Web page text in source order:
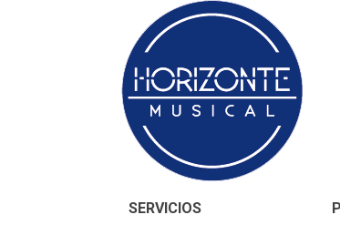
SERVICIOS
CONÓCENOS